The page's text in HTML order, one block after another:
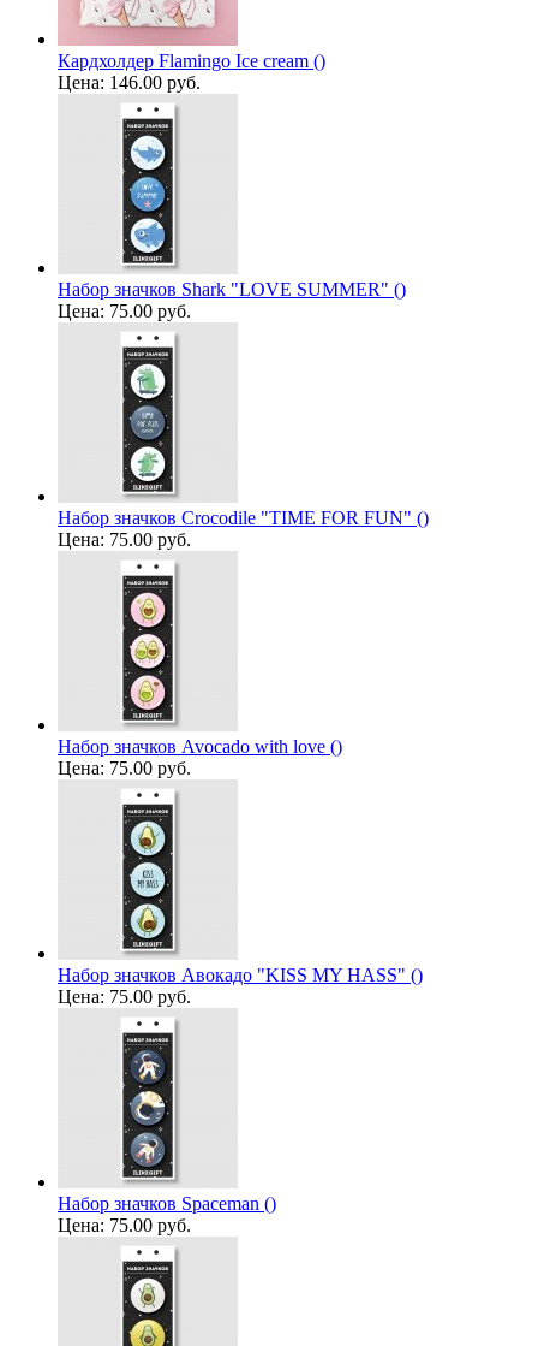
Кардхолдер Flamingo Ice cream ()
Цена: 146.00 руб.
Набор значков Shark "LOVE SUMMER" ()
Цена: 75.00 руб.
Набор значков Сrocodile "TIME FOR FUN" ()
Цена: 75.00 руб.
Набор значков Avocado with love ()
Цена: 75.00 руб.
Набор значков Авокадо "KISS MY HASS" ()
Цена: 75.00 руб.
Набор значков Spaceman ()
Цена: 75.00 руб.